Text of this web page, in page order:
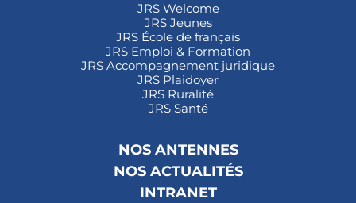
JRS Welcome
JRS Jeunes
JRS École de français
JRS Emploi & Formation
JRS Accompagnement juridique
JRS Plaidoyer
JRS Ruralité
JRS Santé
NOS ANTENNES
NOS ACTUALITÉS
INTRANET